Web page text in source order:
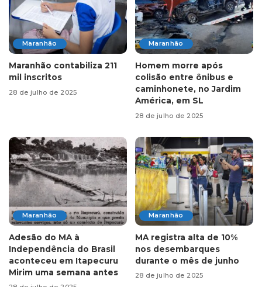
Maranhão
Maranhão contabiliza 211
mil inscritos
28 de julho de 2025
Maranhão
Homem morre após
colisão entre ônibus e
caminhonete, no Jardim
América, em SL
28 de julho de 2025
Maranhão
Adesão do MA à
Independência do Brasil
aconteceu em Itapecuru
Mirim uma semana antes
Maranhão
MA registra alta de 10%
nos desembarques
durante o mês de junho
28 de julho de 2025